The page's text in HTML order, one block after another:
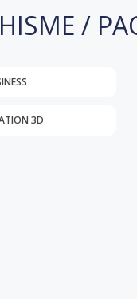
/
3D